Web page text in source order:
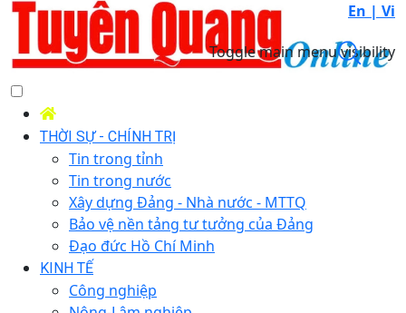
En | Vi
Toggle main menu visibility
THỜI SỰ - CHÍNH TRỊ
Tin trong tỉnh
Tin trong nước
Xây dựng Đảng - Nhà nước - MTTQ
Bảo vệ nền tảng tư tưởng của Đảng
Đạo đức Hồ Chí Minh
KINH TẾ
Công nghiệp